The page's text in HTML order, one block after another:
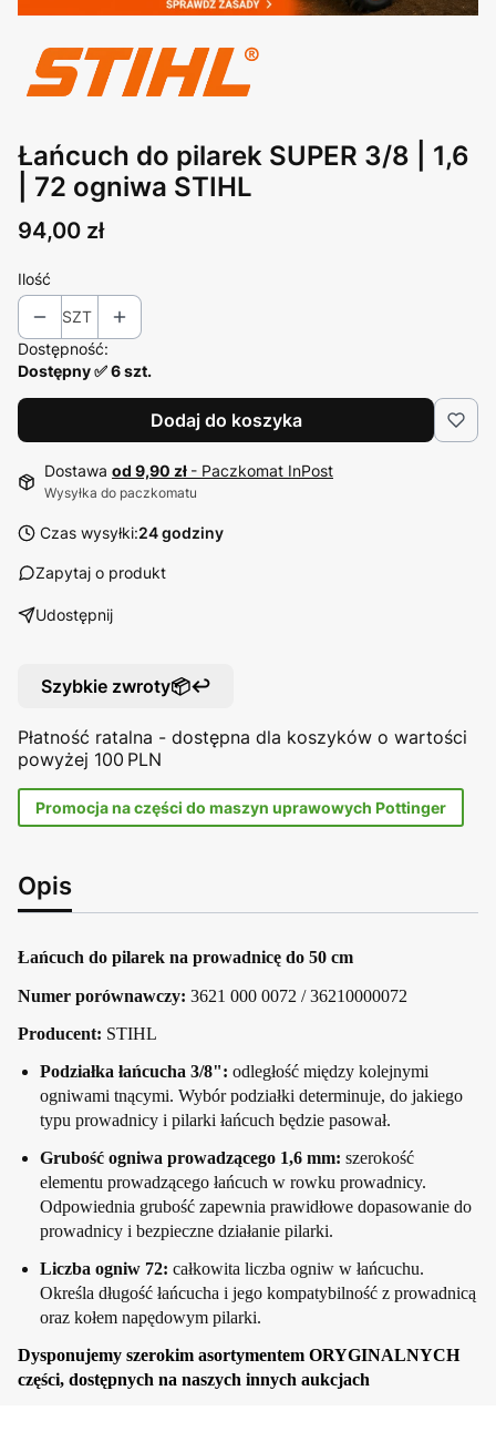
Łańcuch do pilarek SUPER 3/8 | 1,6
| 72 ogniwa STIHL
Cena
94,00 zł
Ilość
SZT
Dostępność:
Dostępny ✅ 6 szt.
Dodaj do koszyka
Dostawa od 9,90 zł - Paczkomat InPost
Wysyłka do paczkomatu
Czas wysyłki:24 godziny
Zapytaj o produkt
Udostępnij
Szybkie zwroty📦↩️
Płatność ratalna - dostępna dla koszyków o wartości
powyżej 100 PLN
Promocja na części do maszyn uprawowych Pottinger
Opis
Łańcuch do pilarek na prowadnicę do 50 cm
Numer porównawczy: 3621 000 0072 / 36210000072
Producent: STIHL
Podziałka łańcucha 3/8": odległość między kolejnymi
ogniwami tnącymi. Wybór podziałki determinuje, do jakiego
typu prowadnicy i pilarki łańcuch będzie pasował.
Grubość ogniwa prowadzącego 1,6 mm: szerokość
elementu prowadzącego łańcuch w rowku prowadnicy.
Odpowiednia grubość zapewnia prawidłowe dopasowanie do
prowadnicy i bezpieczne działanie pilarki.
Liczba ogniw 72: całkowita liczba ogniw w łańcuchu.
Określa długość łańcucha i jego kompatybilność z prowadnicą
oraz kołem napędowym pilarki.
Dysponujemy szerokim asortymentem ORYGINALNYCH
części, dostępnych na naszych innych aukcjach